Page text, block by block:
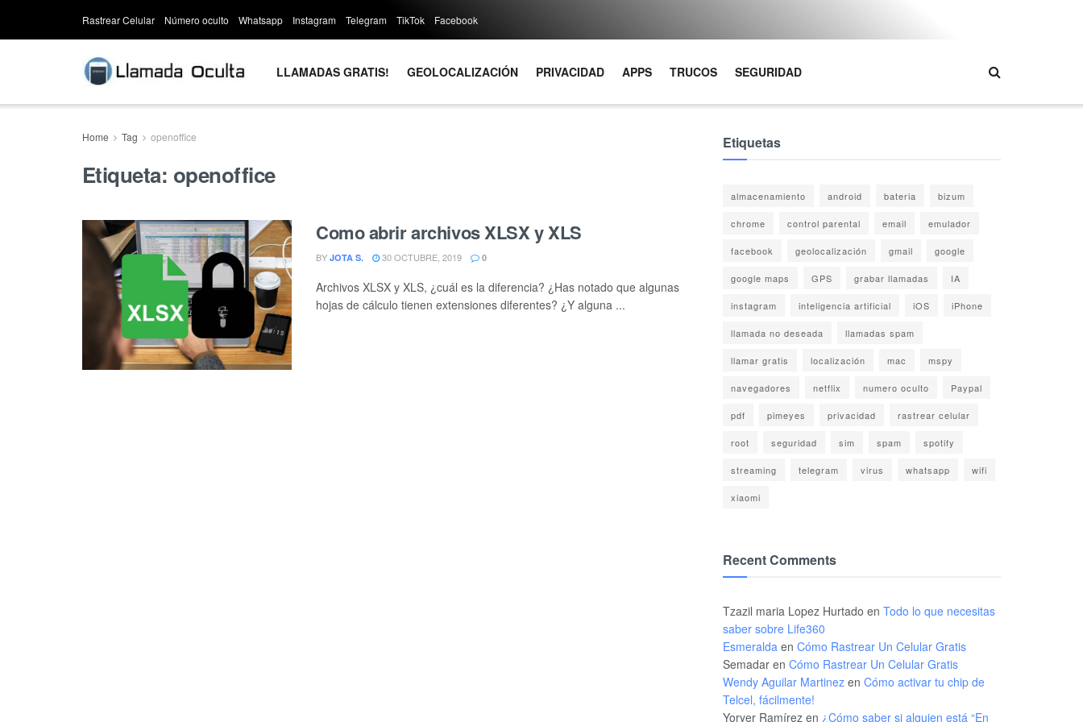
Rastrear Celular Número oculto Whatsapp Instagram Telegram TikTok Facebook
LLAMADAS GRATIS! GEOLOCALIZACIÓN PRIVACIDAD APPS TRUCOS SEGURIDAD
Home Tag openoffice
Etiqueta: openoffice
Como abrir archivos XLSX y XLS
BY JOTA S. 30 OCTUBRE, 2019 0
Archivos XLSX y XLS, ¿cuál es la diferencia? ¿Has notado que algunas
hojas de cálculo tienen extensiones diferentes? ¿Y alguna ...
Etiquetas
almacenamiento android bateria bizum
chrome control parental email emulador
facebook geolocalización gmail google
google maps GPS grabar llamadas IA
instagram inteligencia artificial iOS iPhone
llamada no deseada llamadas spam
llamar gratis localización mac mspy
navegadores netflix numero oculto Paypal
pdf pimeyes privacidad rastrear celular
root seguridad sim spam spotify
streaming telegram virus whatsapp wifi
xiaomi
Recent Comments
Tzazil maria Lopez Hurtado en Todo lo que necesitas
saber sobre Life360
Esmeralda en Cómo Rastrear Un Celular Gratis
Semadar en Cómo Rastrear Un Celular Gratis
Wendy Aguilar Martinez en Cómo activar tu chip de
Telcel, fácilmente!
Yoryer Ramírez en ¿Cómo saber si alguien está “En